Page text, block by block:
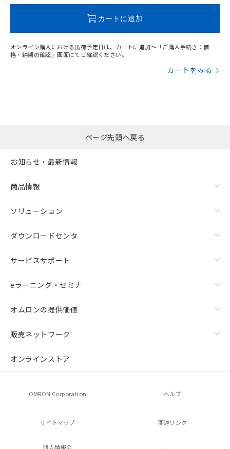
カートに追加
オンライン購入における出荷予定日は、カートに追加～「ご購入手続き：価
格・納期の確認」画面にてご確認ください。
カートをみる
ページ先頭へ戻る
お知らせ・最新情報
商品情報
ソリューション
ダウンロードセンタ
サービスサポート
eラーニング・セミナ
オムロンの提供価値
販売ネットワーク
オンラインストア
OMRON Corporation ヘルプ
サイトマップ 関連リンク
個人情報の